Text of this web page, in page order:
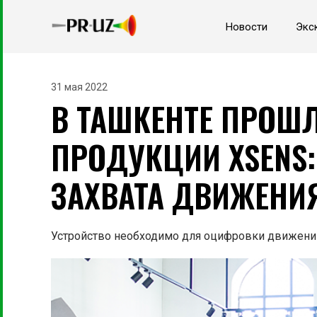
Новости
31 мая 2022
В ТАШКЕНТЕ
ПРОДУКЦИИ
ЗАХВАТА
Устройство необходимо для оцифровки